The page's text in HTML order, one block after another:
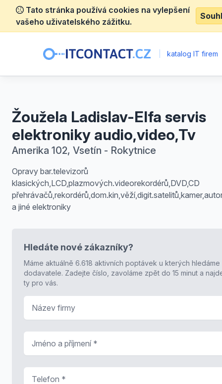
Tato stránka používá cookies na vylepšení
vašeho uživatelského zážitku.
katalog IT firem
Žoužela Ladislav-Elfa servis
elektroniky audio,video,Tv
Amerika 102, Vsetín - Rokytnice
Opravy bar.televizorů
klasických,LCD,plazmových.videorekordérů,DVD,CD
a jiné elektroniky
Hledáte nové zákazníky?
Máme aktuálně 6.618 aktivních poptávek u kterých hledáme
dodavatele. Zadejte číslo, zavoláme zpět do 15 minut a
ty pro vás.